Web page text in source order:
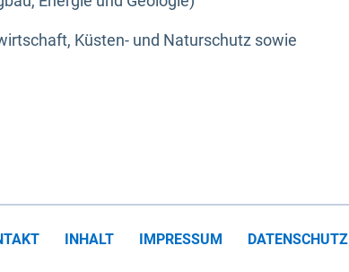
Küsten- und Naturschutz sowie
INHALT IMPRESSUM DATENSCHUTZ